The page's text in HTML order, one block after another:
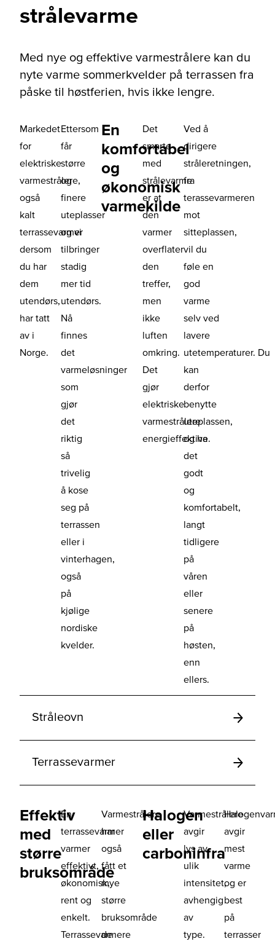
strålevarme
Med nye og effektive varmestrålere kan du
nyte varme sommerkvelder på terrassen fra
påske til høstferien, hvis ikke lengre.
Markedet
for
elektriske
varmestrålere,
også
kalt
terrassevarmer
dersom
du har
dem
utendørs,
har tatt
av i
Norge.
Ettersom
får
større
og
finere
uteplasser
og vi
tilbringer
stadig
mer tid
utendørs.
Nå
finnes
det
varmeløsninger
som
gjør
det
riktig
så
trivelig
å kose
seg på
terrassen
eller i
vinterhagen,
også
på
kjølige
nordiske
kvelder.
En
komfortabel
og
økonomisk
varmekilde
Det
smarte
med
strålevarme
er at
den
varmer
overflater
den
treffer,
men
ikke
luften
omkring.
Det
gjør
elektriske
varmestrålere
energieffektive.
Ved å
dirigere
stråleretningen,
fra
terassevarmeren
mot
sitteplassen,
vil du
føle en
god
varme
selv ved
lavere
utetemperaturer. Du
kan
derfor
benytte
uteplassen,
og ha
det
godt
og
komfortabelt,
langt
tidligere
på
våren
eller
senere
på
høsten,
enn
ellers.
Stråleovn
Terrassevarmer
Effektiv
med
større
bruksområde
En
terrassevarmer
varmer
effektivt,
økonomisk,
rent og
enkelt.
Terrassevarmere
Varmestrålere
har
også
fått et
mye
større
bruksområde
de
Halogen
eller
carboninfra
Varmestrålere
avgir
lys av
ulik
intensitet,
avhengig
av
type.
avgir
mest
varme
og er
best
på
terrasser